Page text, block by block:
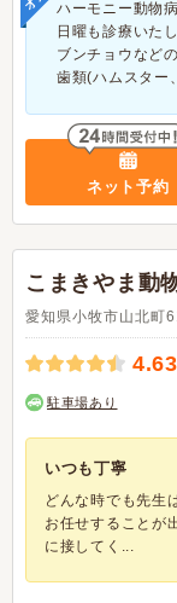
ハーモニー動物
日曜も診療いた
ブンチョウなど
歯類(ハムスター
ネット予約
こまきやま動
愛知県小牧市山北町
4.63
駐車場あり
いつも丁寧
どんな時でも先生
お任せすることが
に接してく...